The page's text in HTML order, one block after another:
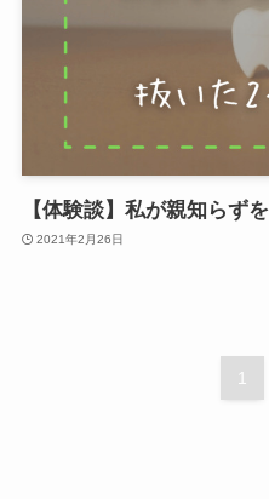
【体験談】私が親知らず
2021年2月26日
1